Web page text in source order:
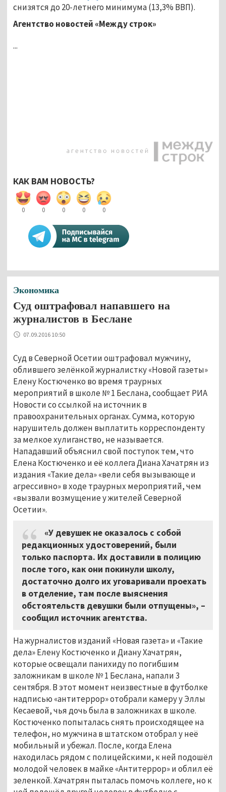
снизятся до 20-летнего минимума (13,3% ВВП).
Агентство новостей «Между строк»
...
КАК ВАМ НОВОСТЬ?
0 0 0 0 0
Экономика
Суд оштрафовал напавшего на
журналистов в Беслане
07.09.2016 10:50
Суд в Северной Осетии оштрафовал мужчину,
облившего зелёнкой журналистку «Новой газеты»
Елену Костюченко во время траурных
мероприятий в школе № 1 Беслана, сообщает РИА
Новости со ссылкой на источник в
правоохранительных органах. Сумма, которую
нарушитель должен выплатить корреспонденту
за мелкое хулиганство, не называется.
Нападавший объяснил свой поступок тем, что
Елена Костюченко и её коллега Диана Хачатрян из
издания «Такие дела» «вели себя вызывающе и
агрессивно» в ходе траурных мероприятий, чем
«вызвали возмущение у жителей Северной
Осетии».
«У девушек не оказалось с собой
редакционных удостоверений, были
только паспорта. Их доставили в полицию
после того, как они покинули школу,
достаточно долго их уговаривали проехать
в отделение, там после выяснения
обстоятельств девушки были отпущены», –
сообщил источник агентства.
На журналистов изданий «Новая газета» и «Такие
дела» Елену Костюченко и Диану Хачатрян,
которые освещали панихиду по погибшим
заложникам в школе № 1 Беслана, напали 3
сентября. В этот момент неизвестные в футболке
надписью «антитеррор» отобрали камеру у Эллы
Кесаевой, чья дочь была в заложниках в школе.
Костюченко попыталась снять происходящее на
телефон, но мужчина в штатском отобрал у неё
мобильный и убежал. После, когда Елена
находилась рядом с полицейскими, к ней подошёл
молодой человек в майке «Антитеррор» и облил её
зеленкой. Хачатрян пыталась помочь коллеге, но к